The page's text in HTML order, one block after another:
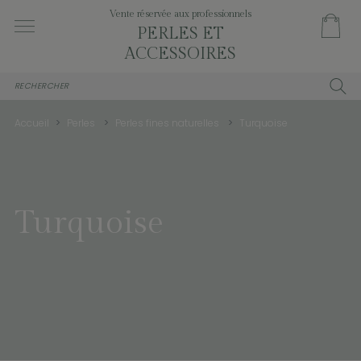
Vente réservée aux professionnels
PERLES ET
ACCESSOIRES